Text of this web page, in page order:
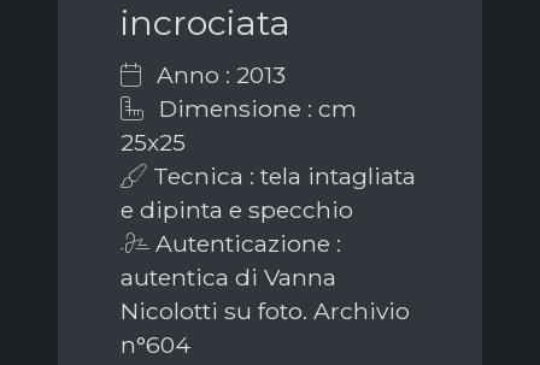
incrociata
Anno : 2013
Dimensione : cm
25x25
Tecnica : tela intagliata
e dipinta e specchio
Autenticazione :
autentica di Vanna
Nicolotti su foto. Archivio
n°604